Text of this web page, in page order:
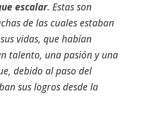
escalar. Estas son
de las cuales estaban
vidas, que habían
talento, una pasión y una
debido al paso del
sus logros desde la